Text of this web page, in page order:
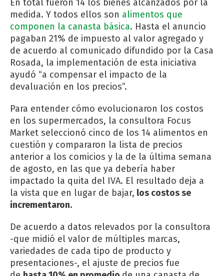
En total fueron 14 los bienes alcanzados por la
medida. Y todos ellos son alimentos que
componen la canasta básica. Hasta el anuncio
pagaban 21% de impuesto al valor agregado y
de acuerdo al comunicado difundido por la Casa
Rosada, la implementación de esta iniciativa
ayudó “a compensar el impacto de la
devaluación en los precios”.
Para entender cómo evolucionaron los costos
en los supermercados, la consultora Focus
Market seleccionó cinco de los 14 alimentos en
cuestión y compararon la lista de precios
anterior a los comicios y la de la última semana
de agosto, en las que ya debería haber
impactado la quita del IVA. El resultado deja a
la vista que en lugar de bajar, los costos se
incrementaron.
De acuerdo a datos relevados por la consultora
-que midió el valor de múltiples marcas,
variedades de cada tipo de producto y
presentaciones-, el ajuste de precios fue